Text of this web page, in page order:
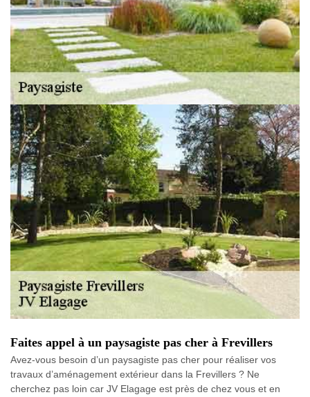
Faites appel à un paysagiste pas cher à Frevillers
Avez-vous besoin d’un paysagiste pas cher pour réaliser vos
travaux d’aménagement extérieur dans la Frevillers ? Ne
cherchez pas loin car JV Elagage est près de chez vous et en